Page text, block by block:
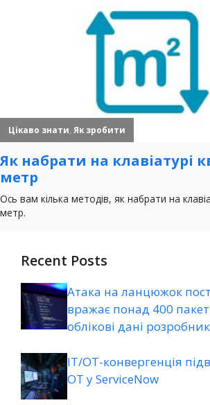
Recent Posts
Атака на ланцюжок
вражає понад 400
облікові дані
ІТ/ОТ-конвергенція
ОТ у ServiceNow